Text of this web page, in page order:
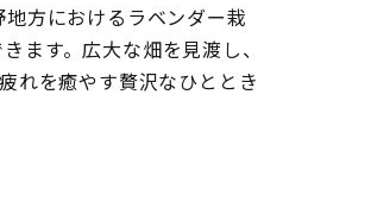
方におけるラベンダー栽
ます。広大な畑を見渡し、
れを癒やす贅沢なひととき